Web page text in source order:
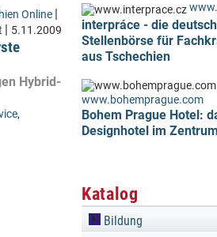
Online |
| 5.11.2009
Hybrid-
,
interpráce - die
Stellenbörse für
aus Tschechien
www.bohemprague.com
Bohem Prague Hotel:
Designhotel im
Katalog
Bildung